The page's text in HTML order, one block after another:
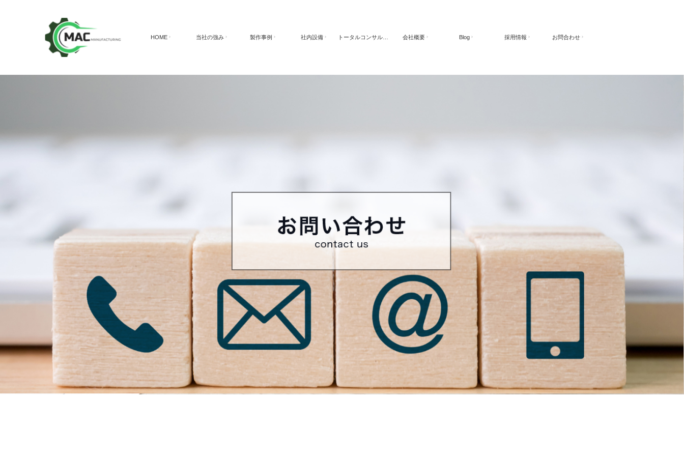
HOME 当社の強み 製作事例 社内設備 会社概要 Blog 採用情報 お問合わせ